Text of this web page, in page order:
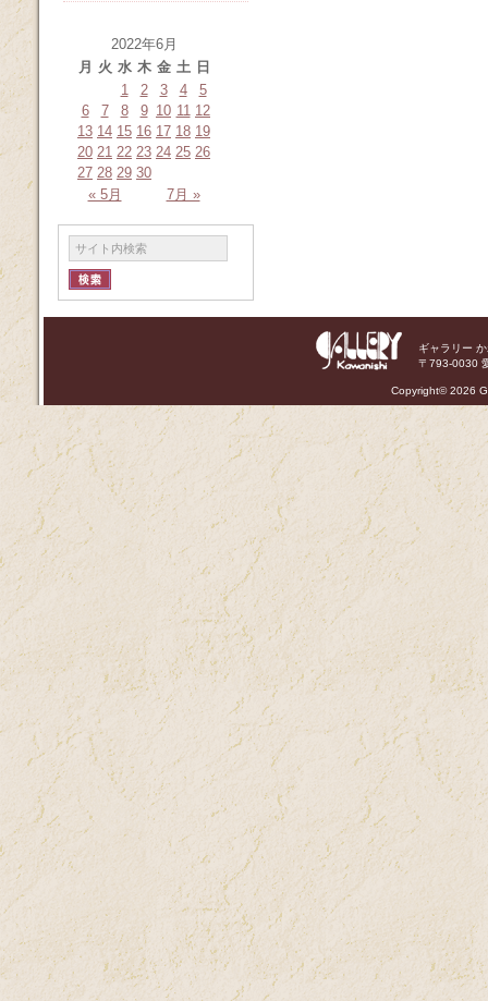
2022年6月
月
火 水 木 金 土 日
« 5月 7月 »
1 2 3 4
5
6
7 8 9 10 11 12
13 14 15 16 17 18 19
20 21 22 23 24 25 26
27 28 29 30
ギャラリー
〒793-0030
Copyright©2026